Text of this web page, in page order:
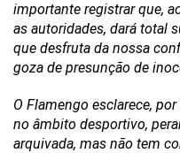
importante registrar que,
as autoridades, dará total
que desfruta da nossa
goza de presunção de
O Flamengo esclarece,
no âmbito desportivo,
arquivada, mas não tem